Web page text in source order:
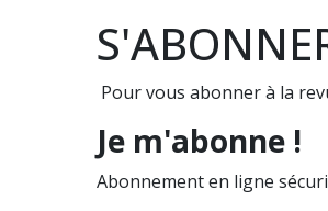
Pour vous abonner à la
Je m'abonne !
Abonnement en ligne